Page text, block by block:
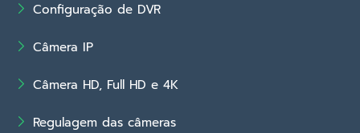
Configuração de DVR
Câmera IP
Câmera HD, Full HD e 4K
Regulagem das câmeras